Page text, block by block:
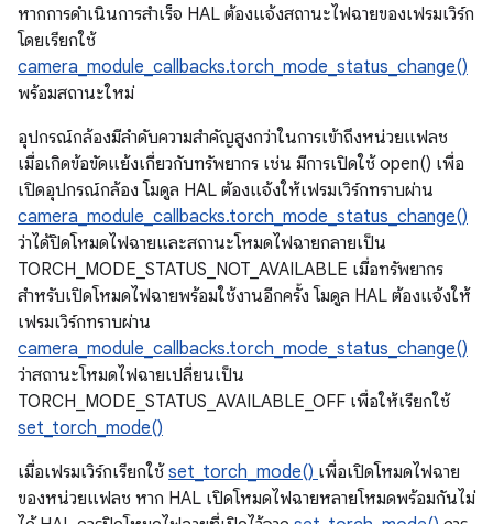
หากการดำเนินการสำเร็จ HAL ต้องแจ้งสถานะไฟฉายของเฟรมเวิร์ก
โดยเรียกใช้
camera_module_callbacks.torch_mode_status_change()
พร้อมสถานะใหม่
อุปกรณ์กล้องมีลำดับความสำคัญสูงกว่าในการเข้าถึงหน่วยแฟลช
เมื่อเกิดข้อขัดแย้งเกี่ยวกับทรัพยากร เช่น มีการเปิดใช้ open() เพื่อ
เปิดอุปกรณ์กล้อง โมดูล HAL ต้องแจ้งให้เฟรมเวิร์กทราบผ่าน
camera_module_callbacks.torch_mode_status_change()
ว่าได้ปิดโหมดไฟฉายและสถานะโหมดไฟฉายกลายเป็น
TORCH_MODE_STATUS_NOT_AVAILABLE เมื่อทรัพยากร
สำหรับเปิดโหมดไฟฉายพร้อมใช้งานอีกครั้ง โมดูล HAL ต้องแจ้งให้
เฟรมเวิร์กทราบผ่าน
camera_module_callbacks.torch_mode_status_change()
ว่าสถานะโหมดไฟฉายเปลี่ยนเป็น
TORCH_MODE_STATUS_AVAILABLE_OFF เพื่อให้เรียกใช้
set_torch_mode()
เมื่อเฟรมเวิร์กเรียกใช้ set_torch_mode() เพื่อเปิดโหมดไฟฉาย
ของหน่วยแฟลช หาก HAL เปิดโหมดไฟฉายหลายโหมดพร้อมกันไม่